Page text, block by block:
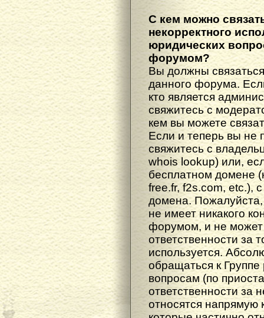
С кем можно
некорректного
юридических
форумом?
Вы должны
данного форума.
кто является
свяжитесь с
кем вы можете
Если и теперь вы не
свяжитесь с
whois lookup) или,
бесплатном домене
free.fr, f2s.com, etc.),
домена. Пожалуйста,
не имеет никакого
форумом, и не может
ответственности за
используется.
обращаться к
вопросам (по
ответственности за
относятся напрямую